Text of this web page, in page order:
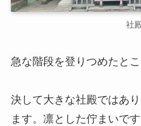
社
急な階段を登りつめたと
決して大きな社殿ではあ
ます。凛とした佇まいで